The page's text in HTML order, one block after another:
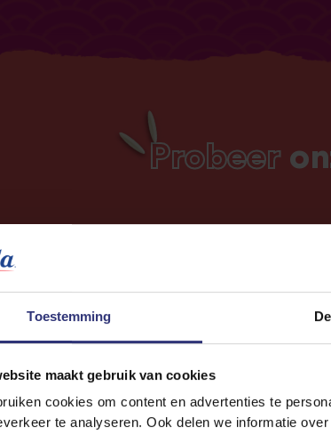
Toestemming
maakt gebruik van cookies
cookies om content en advertenties te
te analyseren. Ook delen we informatie
Probeer